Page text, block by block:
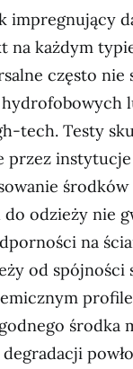
impregnujący
na każdym
często nie
tech. Testy
przez
środków
odzieży nie
na
od spójności
środka